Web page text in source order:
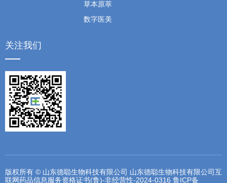
关注我们
草本原萃
数字医美
版权所有 © 山东德聪生物科技有限公司 山东德聪生物科技有限公司互
联网药品信息服务资格证书(鲁)-非经营性-2024-0316 鲁ICP备